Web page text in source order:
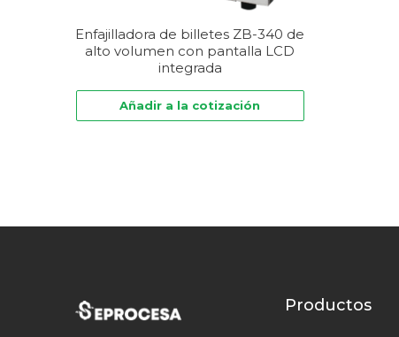
Enfajilladora de billetes ZB-340 de
alto volumen con pantalla LCD
integrada
Añadir a la cotización
Productos